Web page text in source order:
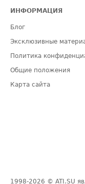
ИНФОРМАЦИЯ
Блог
Эксклюзивные
Политика
Общие положения
Карта сайта
1998-2026 © ATI.SU